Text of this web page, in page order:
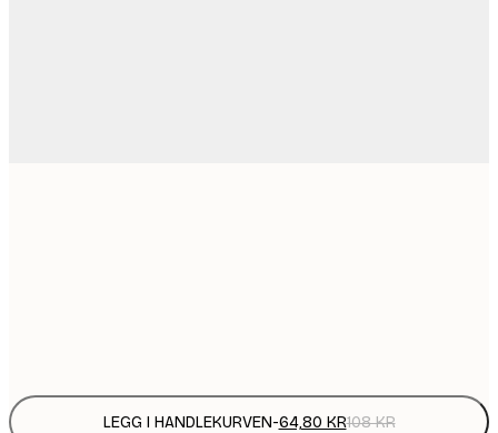
LEGG I HANDLEKURVEN-64,80 KR108 KR